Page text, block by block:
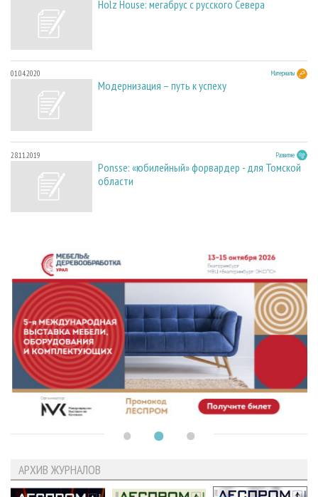
Holz House: мегабрус с русского Севера
01.04.2020 Материалы
Модернизация – путь к успеху
28.11.2019 Развитие
Ponsse: «юбилейный» форвардер - для Томской
области
АРХИВ ЖУРНАЛОВ